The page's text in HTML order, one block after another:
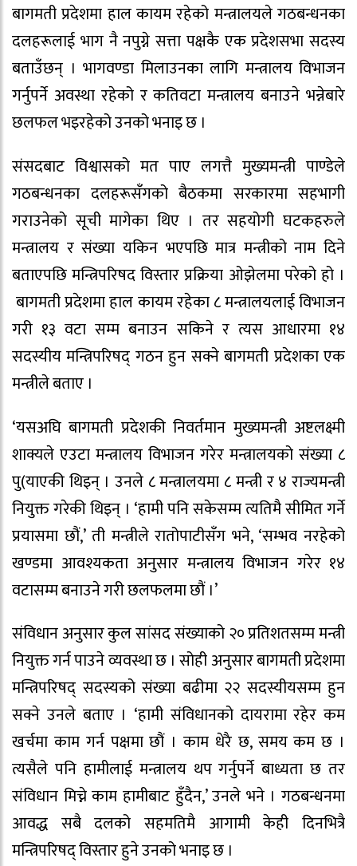
बागमती प्रदेशमा हाल कायम रहेको मन्त्रालयले गठबन्धनका
दलहरूलाई भाग नै नपुग्ने सत्ता पक्षकै एक प्रदेशसभा सदस्य
बताउँछन् । भागवण्डा मिलाउनका लागि मन्त्रालय विभाजन
गर्नुपर्ने अवस्था रहेको र कतिवटा मन्त्रालय बनाउने भन्नेबारे
छलफल भइरहेको उनको भनाइ छ ।
संसदबाट विश्वासको मत पाए लगत्तै मुख्यमन्त्री पाण्डेले
गठबन्धनका दलहरूसँगको बैठकमा सरकारमा सहभागी
गराउनेको सूची मागेका थिए । तर सहयोगी घटकहरुले
मन्त्रालय र संख्या यकिन भएपछि मात्र मन्त्रीको नाम दिने
बताएपछि मन्त्रिपरिषद विस्तार प्रक्रिया ओझेलमा परेको हो ।
बागमती प्रदेशमा हाल कायम रहेका ८ मन्त्रालयलाई विभाजन
गरी १३ वटा सम्म बनाउन सकिने र त्यस आधारमा १४
सदस्यीय मन्त्रिपरिषद् गठन हुन सक्ने बागमती प्रदेशका एक
मन्त्रीले बताए ।
‘यसअघि बागमती प्रदेशकी निवर्तमान मुख्यमन्त्री अष्टलक्ष्मी
शाक्यले एउटा मन्त्रालय विभाजन गरेर मन्त्रालयको संख्या ८
पु(याएकी थिइन् । उनले ८ मन्त्रालयमा ८ मन्त्री र ४ राज्यमन्त्री
नियुक्त गरेकी थिइन् । ‘हामी पनि सकेसम्म त्यतिमै सीमित गर्ने
प्रयासमा छौं,’ ती मन्त्रीले रातोपाटीसँग भने, ‘सम्भव नरहेको
खण्डमा आवश्यकता अनुसार मन्त्रालय विभाजन गरेर १४
वटासम्म बनाउने गरी छलफलमा छौं ।’
संविधान अनुसार कुल सांसद संख्याको २० प्रतिशतसम्म मन्त्री
नियुक्त गर्न पाउने व्यवस्था छ । सोही अनुसार बागमती प्रदेशमा
मन्त्रिपरिषद् सदस्यको संख्या बढीमा २२ सदस्यीयसम्म हुन
सक्ने उनले बताए । ‘हामी संविधानको दायरामा रहेर कम
खर्चमा काम गर्न पक्षमा छौं । काम धेरै छ, समय कम छ ।
त्यसैले पनि हामीलाई मन्त्रालय थप गर्नुपर्ने बाध्यता छ तर
संविधान मिच्ने काम हामीबाट हुँदैन,’ उनले भने । गठबन्धनमा
आवद्ध सबै दलको सहमतिमै आगामी केही दिनभित्रै
मन्त्रिपरिषद् विस्तार हुने उनको भनाइ छ ।